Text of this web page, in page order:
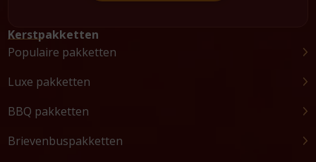
Kerstpakketten
Populaire pakketten
Luxe pakketten
BBQ pakketten
Brievenbuspakketten